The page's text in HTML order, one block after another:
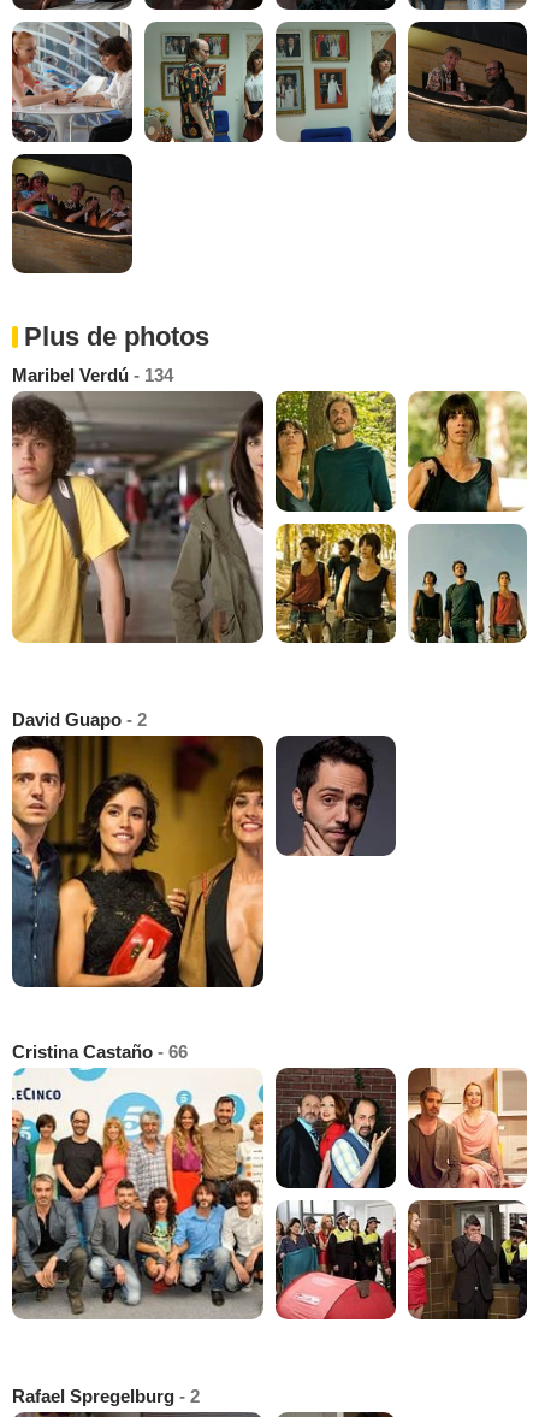
Plus de photos
Maribel Verdú - 134
David Guapo - 2
Cristina Castaño - 66
Rafael Spregelburg - 2